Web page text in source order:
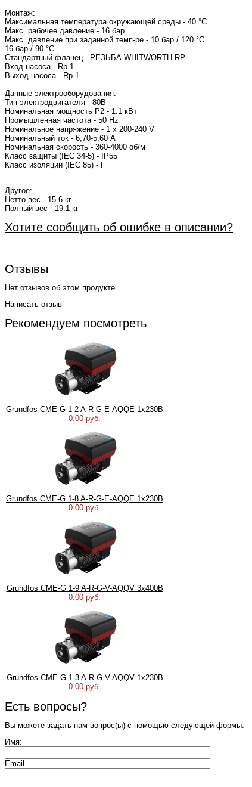
Монтаж:
Максимальная температура окружающей среды - 40 °C
Макс. рабочее давление - 16 бар
Макс. давление при заданной темп-ре - 10 бар / 120 °C
16 бар / 90 °C
Стандартный фланец - РЕЗЬБА WHITWORTH RP
Вход насоса - Rp 1
Выход насоса - Rp 1
Данные электрооборудования:
Тип электродвигателя - 80B
Номинальная мощность P2 - 1.1 кВт
Промышленная частота - 50 Hz
Номинальное напряжение - 1 x 200-240 V
Номинальный ток - 6,70-5,60 A
Номинальная скорость - 360-4000 об/м
Класс защиты (IEC 34-5) - IP55
Класс изоляции (IEC 85) - F
Другое:
Нетто вес - 15.6 кг
Полный вес - 19.1 кг
Хотите сообщить об ошибке в описании?
Отзывы
Нет отзывов об этом продукте
Написать отзыв
Рекомендуем посмотреть
Grundfos CME-G 1-2 A-R-G-E-AQQE 1х230В
0.00 руб.
Grundfos CME-G 1-8 A-R-G-E-AQQE 1х230В
0.00 руб.
Grundfos CME-G 1-9 A-R-G-V-AQQV 3х400В
0.00 руб.
Grundfos CME-G 1-3 A-R-G-V-AQQV 1х230В
0.00 руб.
Есть вопросы?
Вы можете задать нам вопрос(ы) с помощью следующей формы.
Имя:
Email